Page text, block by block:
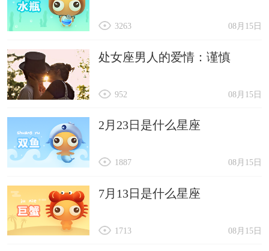
08月15日
3263
处女座男人的爱情：谨慎
08月15日
952
2月23日是什么星座
08月15日
1887
7月13日是什么星座
08月15日
1713